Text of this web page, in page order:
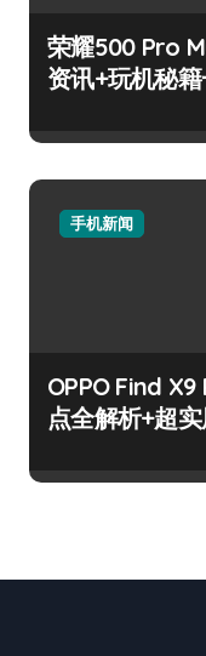
荣耀500 Pro
资讯+玩机秘
手机新闻
OPPO Find
点全解析+超